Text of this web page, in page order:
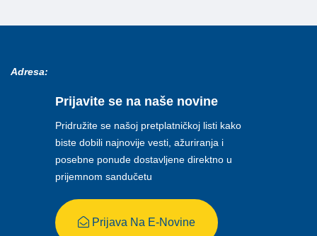
Adresa:
Prijavite se na naše novine
Pridružite se našoj pretplatničkoj listi kako
biste dobili najnovije vesti, ažuriranja i
posebne ponude dostavljene direktno u
prijemnom sandučetu
Prijava Na E-Novine